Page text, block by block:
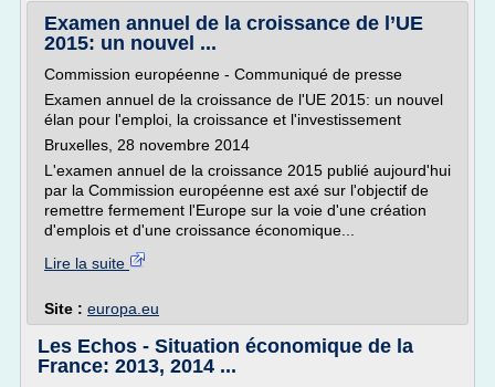
Examen annuel de la croissance de l’UE
2015: un nouvel ...
Commission européenne - Communiqué de presse
Examen annuel de la croissance de l'UE 2015: un nouvel
élan pour l'emploi, la croissance et l'investissement
Bruxelles, 28 novembre 2014
L'examen annuel de la croissance 2015 publié aujourd'hui
par la Commission européenne est axé sur l'objectif de
remettre fermement l'Europe sur la voie d'une création
d'emplois et d'une croissance économique...
Lire la suite
Site : europa.eu
Les Echos - Situation économique de la
France: 2013, 2014 ...